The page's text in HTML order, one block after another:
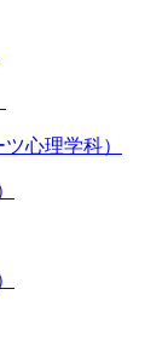
心理学科）